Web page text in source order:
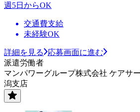
週5日からOK
交通費支給
未経験OK
詳細を見る
応募画面に進む
派遣労働者
マンパワーグループ株式会社 ケアサ
潟支店